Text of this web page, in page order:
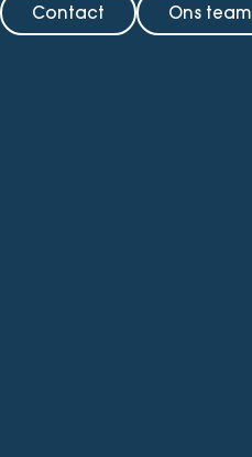
Contact Ons team